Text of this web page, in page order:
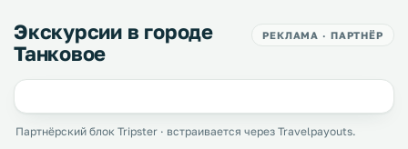
Экскурсии в городе
Танковое
РЕКЛАМА · ПАРТНЁР
Партнёрский блок Tripster · встраивается через Travelpayouts.